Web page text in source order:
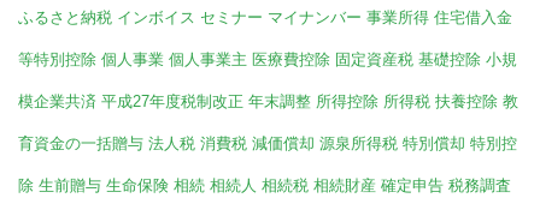
ふるさと納税 インボイス セミナー マイナンバー 事業所得 住宅借入金
等特別控除 個人事業 個人事業主 医療費控除 固定資産税 基礎控除 小規
模企業共済 平成27年度税制改正 年末調整 所得控除 所得税 扶養控除 教
育資金の一括贈与 法人税 消費税 減価償却 源泉所得税 特別償却 特別控
除 生前贈与 生命保険 相続 相続人 相続税 相続財産 確定申告 税務調査